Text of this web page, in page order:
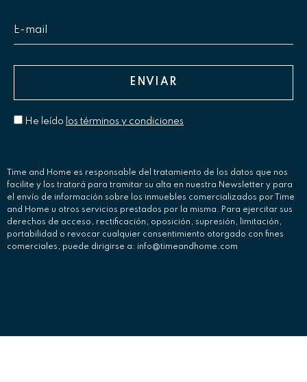
He leído los términos y condiciones
Time and Home es responsable del tratamiento de los datos que nos
facilite y los tratará para tramitar su alta en nuestra Newsletter y para
el envío de información sobre los inmuebles comercializados por Time
and Home u otros servicios prestados por la misma. Para ejercitar sus
derechos de acceso, rectificación, oposición, supresión, limitación,
portabilidad o revocar cualquier consentimiento otorgado con fines
comerciales, puede dirigirse a: info@timeandhome.com